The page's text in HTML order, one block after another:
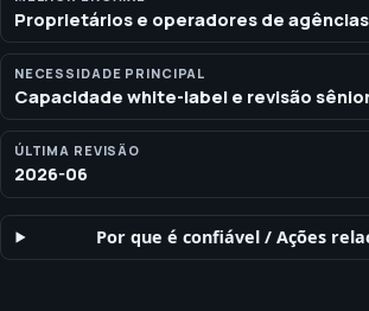
da sua marca.
Proprietários e operadores de agências
NECESSIDADE PRINCIPAL
Capacidade white-label e revisão
ÚLTIMA REVISÃO
2026-06
Por que é confiável /Ações